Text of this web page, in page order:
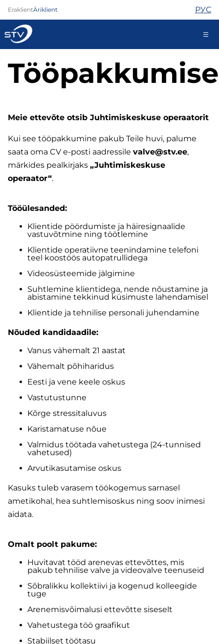
EraklientÄriklient РУС
688 0000
Iseteenindus
TV
Telefon
Turvateenused
Pood
Uudised
Meie ettevõte otsib Juhtimiskeskuse operaatorit
Kui see tööpakkumine pakub Teile huvi, palume
saata oma CV e-posti aadressile valve@stv.ee,
märkides pealkirjaks „Juhtimiskeskuse
operaator“.
Tööülesanded:
Klientide pöördumiste ja häiresignaalide
vastuvõtmine ning töötlemine
Klientide operatiivne teenindamine telefoni
teel koostöös autopatrullidega
Videosüsteemide jälgimine
Suhtlemine klientidega, nende nõustamine ja
abistamine tekkinud küsimuste lahendamisel
Klientide ja tehnilise personali juhendamine
Nõuded kandidaadile:
Vanus vähemalt 21 aastat
Vähemalt põhiharidus
Eesti ja vene keele oskus
Vastutustunne
Kõrge stressitaluvus
Karistamatuse nõue
Valmidus töötada vahetustega (24-tunnised
vahetused)
Arvutikasutamise oskus
Kasuks tuleb varasem töökogemus sarnasel
ametikohal, hea suhtlemisoskus ning soov inimesi
aidata.
Omalt poolt pakume:
Huvitavat tööd arenevas ettevõttes, mis
pakub tehnilise valve ja videovalve teenuseid
Sõbralikku kollektiivi ja kogenud kolleegide
tuge
Arenemisvõimalusi ettevõtte siseselt
Vahetustega töö graafikut
Stabiilset töötasu